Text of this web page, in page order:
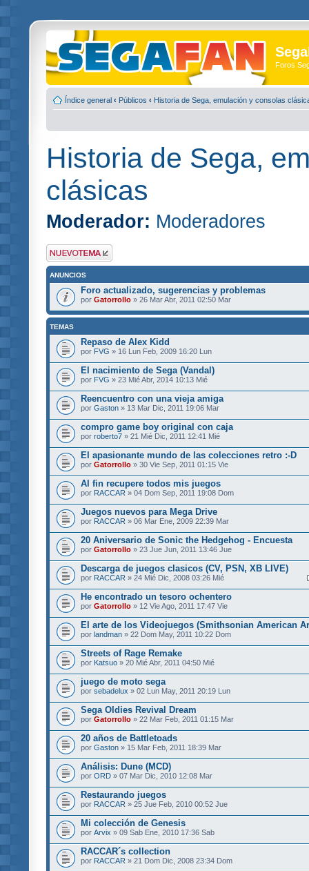
Foros
Índice general ‹ Públicos ‹ Historia de Sega, emulación y consolas
Historia de Sega,
clásicas
Moderador: Moderadores
Publicar un nuevo
tema
ANUNCIOS
Foro actualizado, sugerencias y problemas
por Gatorrollo » 26 Mar Abr, 2011 02:50 Mar
TEMAS
Repaso de Alex Kidd
por FVG » 16 Lun Feb, 2009 16:20 Lun
El nacimiento de Sega (Vandal)
por FVG » 23 Mié Abr, 2014 10:13 Mié
Reencuentro con una vieja amiga
por Gaston » 13 Mar Dic, 2011 19:06 Mar
compro game boy original con caja
por roberto7 » 21 Mié Dic, 2011 12:41 Mié
El apasionante mundo de las colecciones retro :-D
por Gatorrollo » 30 Vie Sep, 2011 01:15 Vie
Al fin recupere todos mis juegos
por RACCAR » 04 Dom Sep, 2011 19:08 Dom
Juegos nuevos para Mega Drive
por RACCAR » 06 Mar Ene, 2009 22:39 Mar
20 Aniversario de Sonic the Hedgehog - Encuesta
por Gatorrollo » 23 Jue Jun, 2011 13:46 Jue
Descarga de juegos clasicos (CV, PSN, XB LIVE)
por RACCAR » 24 Mié Dic, 2008 03:26 Mié
He encontrado un tesoro ochentero
por Gatorrollo » 12 Vie Ago, 2011 17:47 Vie
El arte de los Videojuegos (Smithsonian American
por landman » 22 Dom May, 2011 10:22 Dom
Streets of Rage Remake
por Katsuo » 20 Mié Abr, 2011 04:50 Mié
juego de moto sega
por sebadelux » 02 Lun May, 2011 20:19 Lun
Sega Oldies Revival Dream
por Gatorrollo » 22 Mar Feb, 2011 01:15 Mar
20 años de Battletoads
por Gaston » 15 Mar Feb, 2011 18:39 Mar
Análisis: Dune (MCD)
por ORD » 07 Mar Dic, 2010 12:08 Mar
Restaurando juegos
por RACCAR » 25 Jue Feb, 2010 00:52 Jue
Mi colección de Genesis
por Arvix » 09 Sab Ene, 2010 17:36 Sab
RACCAR´s collection
por RACCAR » 21 Dom Dic, 2008 23:34 Dom